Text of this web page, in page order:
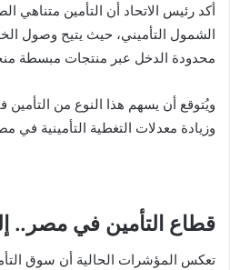
أكد رئيس الاتحاد أن التأمين متناهي
الشمول التأميني، حيث يتيح وصول
محدودة الدخل عبر منتجات مبسطة
ويُتوقع أن يسهم هذا النوع من التأمين
وزيادة معدلات التغطية التأمينية في
قطاع التأمين في مصر..
تعكس المؤشرات الحالية أن سوق